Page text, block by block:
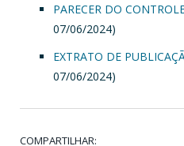
PARECER DO
07/06/2024)
EXTRATO DE
07/06/2024)
COMPARTILHAR: